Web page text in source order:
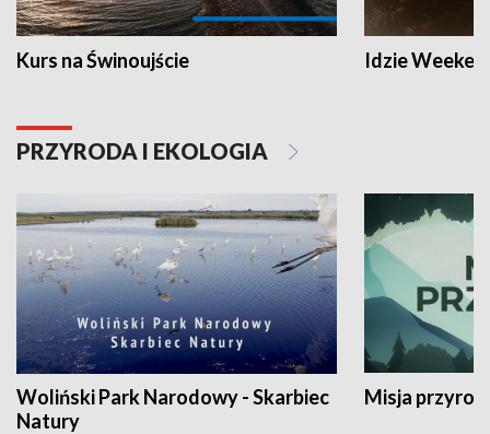
Kurs na Świnoujście Idzie
PRZYRODA I EKOLOGIA
Woliński Park Narodowy - Skarbiec
Natury
Misja